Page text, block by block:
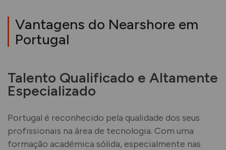
Vantagens do Nearshore em
Portugal
Talento Qualificado e Altamente
Especializado
Portugal é reconhecido pela qualidade dos seus
profissionais na área de tecnologia. Com uma
formação académica sólida, especialmente nas